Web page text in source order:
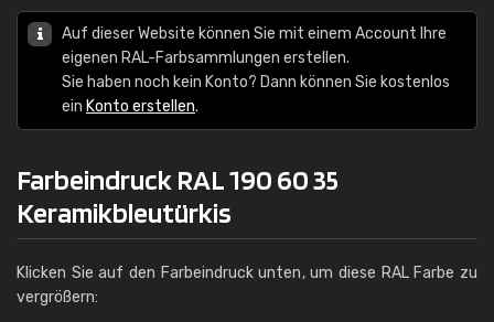
Auf dieser Website können Sie mit einem Account Ihre
eigenen RAL-Farbsammlungen erstellen.
Sie haben noch kein Konto? Dann können Sie kostenlos
ein Konto erstellen.
Farbeindruck RAL 190 60 35
Keramikbleutürkis
Klicken Sie auf den Farbeindruck unten, um diese RAL Farbe zu
vergrößern: